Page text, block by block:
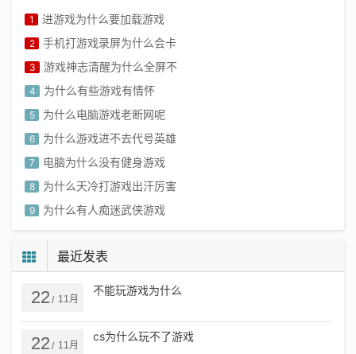
1 进游戏为什么要加载游戏
2 手机打游戏录屏为什么会卡
3 游戏神志清醒为什么全屏不
4 为什么有些游戏有情怀
5 为什么电脑游戏老断网呢
6 为什么游戏进不去代号英雄
7 电脑为什么没有健身游戏
8 为什么天冷打游戏出汗厉害
9 为什么有人痴迷武侠游戏
10 为什么孩子爱玩打架游戏
最近发表
22 / 11月
不能玩游戏为什么
22 / 11月
cs为什么玩不了游戏